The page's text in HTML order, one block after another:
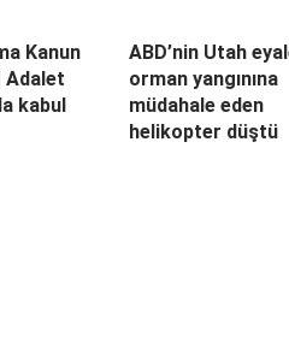
Kanun
Adalet
kabul
ABD’nin Utah
orman yangınına
müdahale eden
helikopter düştü